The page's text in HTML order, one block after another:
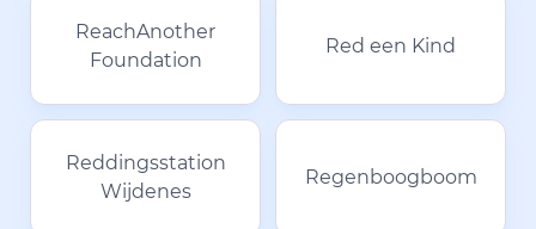
ReachAnother
Foundation
Red een Kind
Reddingsstation
Wijdenes
Regenboogboom